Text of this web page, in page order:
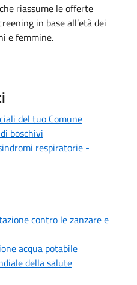
riassume le offerte
in base all’età dei
e femmine.
del tuo Comune
boschivi
respiratorie -
contro le zanzare e
acqua potabile
della salute